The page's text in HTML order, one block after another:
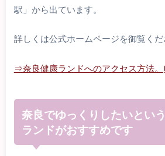
駅」から出ています。
詳しくは公式ホームページを御覧くだ
⇒奈良健康ランドへのアクセス方法。
奈良でゆっくりしたいとい
ランドがおすすめです